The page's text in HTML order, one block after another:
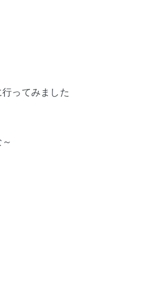
ってみました